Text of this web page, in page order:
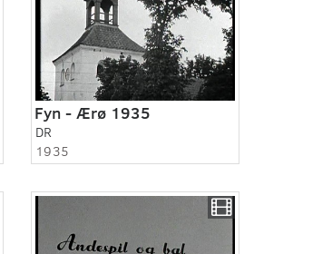
Fyn - Ærø 1935
DR
1935